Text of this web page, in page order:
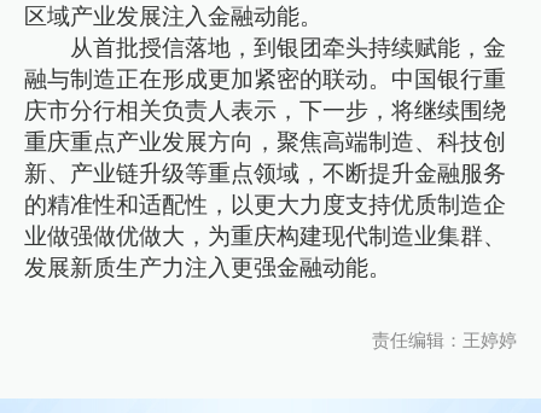
区域产业发展注入金融动能。
从首批授信落地，到银团牵头持续赋能，金
融与制造正在形成更加紧密的联动。中国银行重
庆市分行相关负责人表示，下一步，将继续围绕
重庆重点产业发展方向，聚焦高端制造、科技创
新、产业链升级等重点领域，不断提升金融服务
的精准性和适配性，以更大力度支持优质制造企
业做强做优做大，为重庆构建现代制造业集群、
发展新质生产力注入更强金融动能。
责任编辑：王婷婷